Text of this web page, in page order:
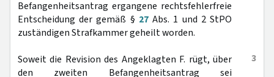
Befangenheitsantrag ergangene rechtsfehlerfreie
Entscheidung der gemäß § 27Abs. 1 und 2 StPO
zuständigen Strafkammer geheilt worden.
3
Soweit die Revision des Angeklagten F. rügt, über
den zweiten Befangenheitsantrag sei